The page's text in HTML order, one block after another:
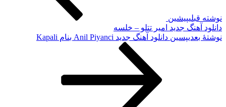
نوشته قبلیپیشین
دانلود آهنگ جدید امیر تتلو – خلسه
نوشته‌ٔ بعدیپسین دانلود آهنگ جدید Anil Piyanci بنام Kapali